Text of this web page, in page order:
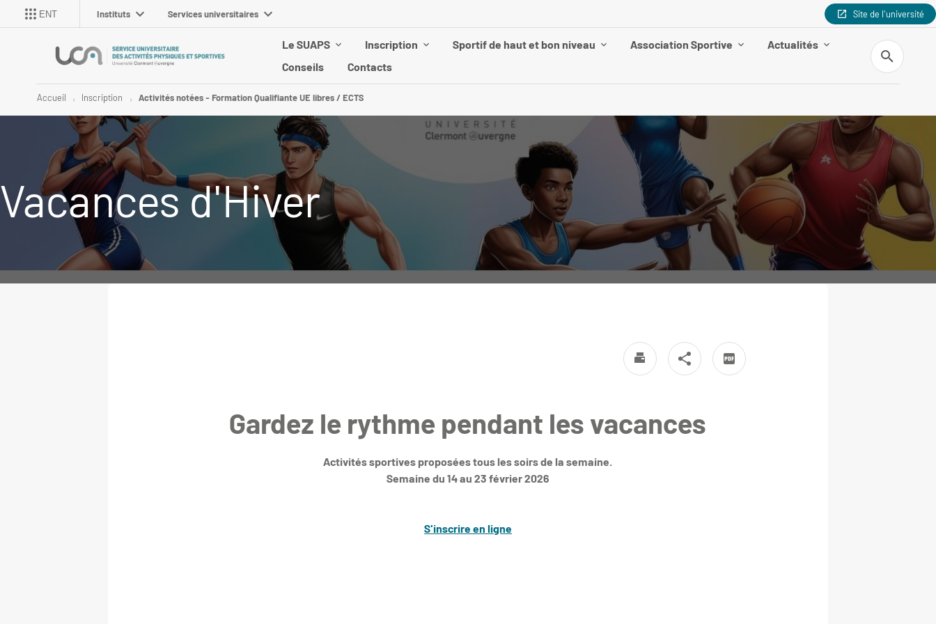
ENT Instituts Services universitaires Site de l'université
Le SUAPS Inscription Sportif de haut et bon niveau Association Sportive
Actualités
Conseils
Contacts
Recherche
Accueil Inscription Activités notées - Formation Qualifiante UE libres / ECTS
Vacances d'Hiver
Gardez le rythme pendant les vacances
Activités sportives proposées tous les soirs de la semaine.
Semaine du 14 au 23 février 2026
S'inscrire en ligne